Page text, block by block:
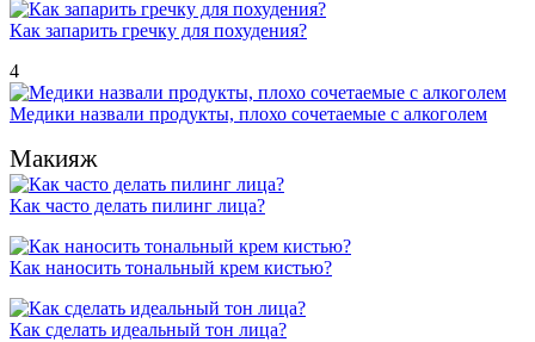
Как запарить гречку для похудения?
4
Медики назвали продукты, плохо сочетаемые с алкоголем
Макияж
Как часто делать пилинг лица?
Как наносить тональный крем кистью?
Как сделать идеальный тон лица?